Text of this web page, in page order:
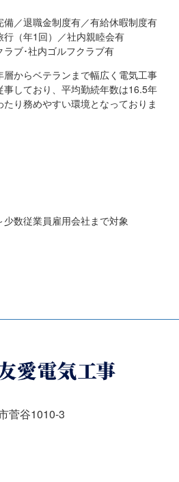
備／退職金制度有／有給休暇制度有
行（年1回）／社内親睦会有
ラブ･社内ゴルフクラブ有
層からベテランまで幅広く電気工事
事しており、平均勤続年数は16.5年
たり務めやすい環境となっておりま
少数従業員雇用会社まで対象
菅谷1010-3